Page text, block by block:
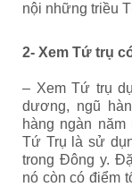
nội những triều
2- Xem Tứ trụ
– Xem Tứ trụ
dương, ngũ
hàng ngàn
Tứ Trụ là sử
trong Đông y.
nó còn có điểm